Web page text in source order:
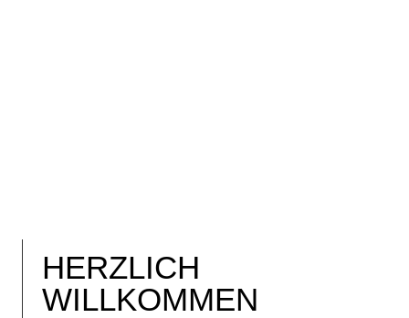
HERZLICH
WILLKOMMEN